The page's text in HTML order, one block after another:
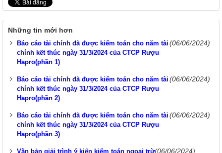
Những tin mới hơn
Báo cáo tài chính đã được kiểm toán cho năm tài
chính kết thúc ngày 31/3/2024 của CTCP Rượu
Hapro(phần 1)
(06/06/2024)
Báo cáo tài chính đã được kiểm toán cho năm tài
chính kết thúc ngày 31/3/2024 của CTCP Rượu
Hapro(phần 2)
(06/06/2024)
Báo cáo tài chính đã được kiểm toán cho năm tài
chính kết thúc ngày 31/3/2024 của CTCP Rượu
Hapro(phần 3)
(06/06/2024)
Văn bản giải trình ý kiến kiểm toán ngoại trừ(06/06/2024)